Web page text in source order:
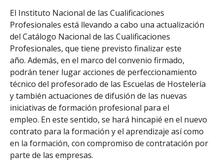
El Instituto Nacional de las Cualificaciones
Profesionales está llevando a cabo una actualización
del Catálogo Nacional de las Cualificaciones
Profesionales, que tiene previsto finalizar este
año. Además, en el marco del convenio firmado,
podrán tener lugar acciones de perfeccionamiento
técnico del profesorado de las Escuelas de Hostelería
y también actuaciones de difusión de las nuevas
iniciativas de formación profesional para el
empleo. En este sentido, se hará hincapié en el nuevo
contrato para la formación y el aprendizaje así como
en la formación, con compromiso de contratación por
parte de las empresas.